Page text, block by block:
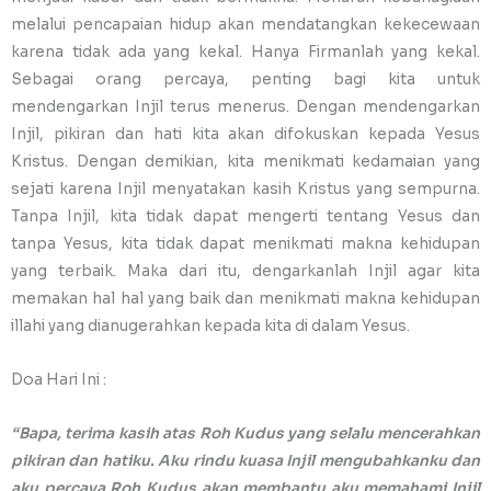
melalui pencapaian hidup akan mendatangkan kekecewaan
karena tidak ada yang kekal. Hanya Firmanlah yang kekal.
Sebagai orang percaya, penting bagi kita untuk
mendengarkan Injil terus menerus. Dengan mendengarkan
Injil, pikiran dan hati kita akan difokuskan kepada Yesus
Kristus. Dengan demikian, kita menikmati kedamaian yang
sejati karena Injil menyatakan kasih Kristus yang sempurna.
Tanpa Injil, kita tidak dapat mengerti tentang Yesus dan
tanpa Yesus, kita tidak dapat menikmati makna kehidupan
yang terbaik. Maka dari itu, dengarkanlah Injil agar kita
memakan hal hal yang baik dan menikmati makna kehidupan
illahi yang dianugerahkan kepada kita di dalam Yesus.
Doa Hari Ini :
“Bapa, terima kasih atas Roh Kudus yang selalu mencerahkan
pikiran dan hatiku. Aku rindu kuasa Injil mengubahkanku dan